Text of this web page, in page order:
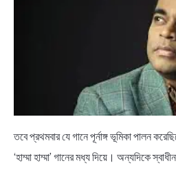
তবে প্রথমবার যে গানে পূর্নাঙ্গ ভূমিকা পালন
‘হাম্মা হাম্মা’ গানের মধ্য দিয়ে। অন্যদিকে